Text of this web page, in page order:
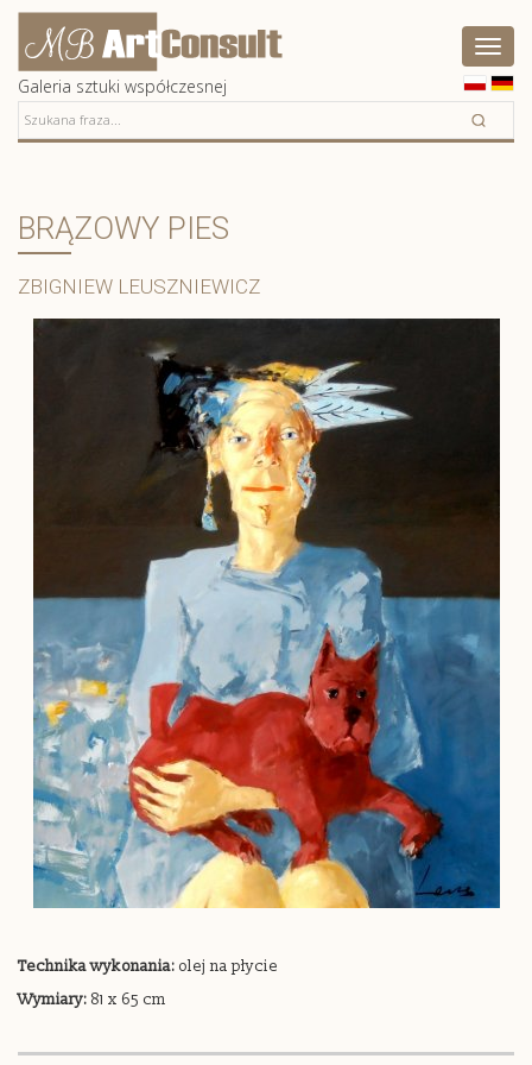
Artconsult
Galeria sztuki współczesnej
Pokaż
menu
BRĄZOWY PIES
ZBIGNIEW LEUSZNIEWICZ
Technika wykonania: olej na płycie
Wymiary: 81 x 65 cm